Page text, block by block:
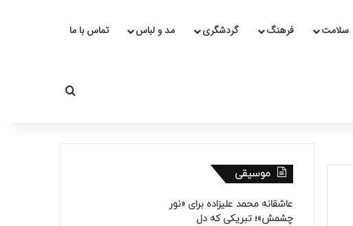
سلامت فرهنگ گردشگری مد و لباس تماس با ما
جستجو برای
موسیقی
عاشقانه محمد علیزاده برای «نور
چشمش»؛ تبریکی که دل